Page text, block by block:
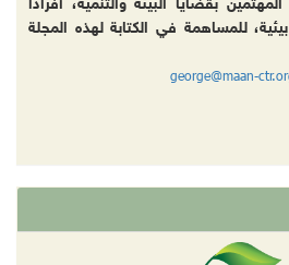
بقضايا البيئة والتنمية، أفرادا
للمساهمة في الكتابة لهذه المجلة
george@maan-